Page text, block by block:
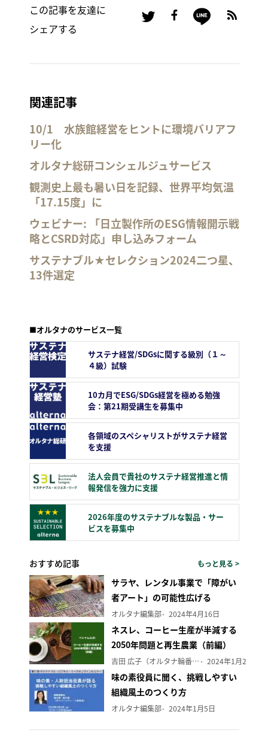
この記事を友達に
シェアする
関連記事
10/1 水族館経営をヒントに環境バリアフ
リー化
オルタナ総研コンシェルジュサービス
観測史上最も暑い日を記録、世界平均気温
「17.15度」に
ウェビナー: 「日立製作所のESG情報開示戦
略とCSRD対応」申し込みフォーム
サステナブル★セレクション2024二つ星、
13件選定
■オルタナのサービス一覧
サステナ経営/SDGsに関する級別（１～
４級）試験
10カ月でESG/SDGs経営を極める勉強
会：第21期受講生を募集中
各領域のスペシャリストがサステナ経営
を支援
法人会員で貴社のサステナ経営推進と情
報発信を強力に支援
2026年度のサステナブルな製品・サー
ビスを募集中
おすすめ記事 もっと見る >
サラヤ、レンタル事業で「障がい
者アート」の可能性広げる
オルタナ編集部 2024年4月16日
ネスレ、コーヒー生産が半減する
2050年問題と再生農業（前編）
吉田 広子（オルタナ輪番編集長） 2024年1月29日
味の素役員に聞く、挑戦しやすい
組織風土のつくり方
オルタナ編集部 2024年1月5日